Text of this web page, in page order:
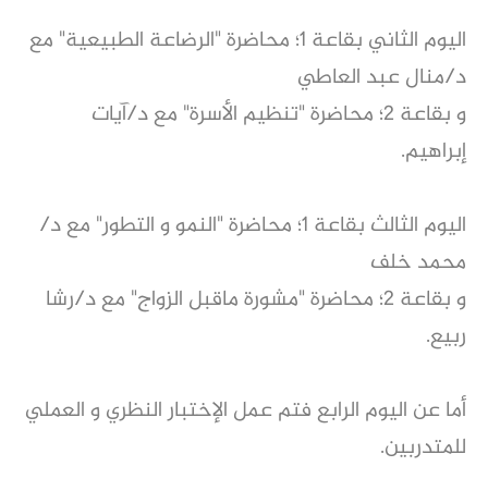
اليوم الثاني بقاعة ١؛ محاضرة "الرضاعة الطبيعية" مع
د/منال عبد العاطي
و بقاعة ٢؛ محاضرة "تنظيم الأسرة" مع د/آيات
إبراهيم.
اليوم الثالث بقاعة ١؛ محاضرة "النمو و التطور" مع د/
محمد خلف
و بقاعة ٢؛ محاضرة "مشورة ماقبل الزواج" مع د/رشا
ربيع.
أما عن اليوم الرابع فتم عمل الإختبار النظري و العملي
للمتدربين.